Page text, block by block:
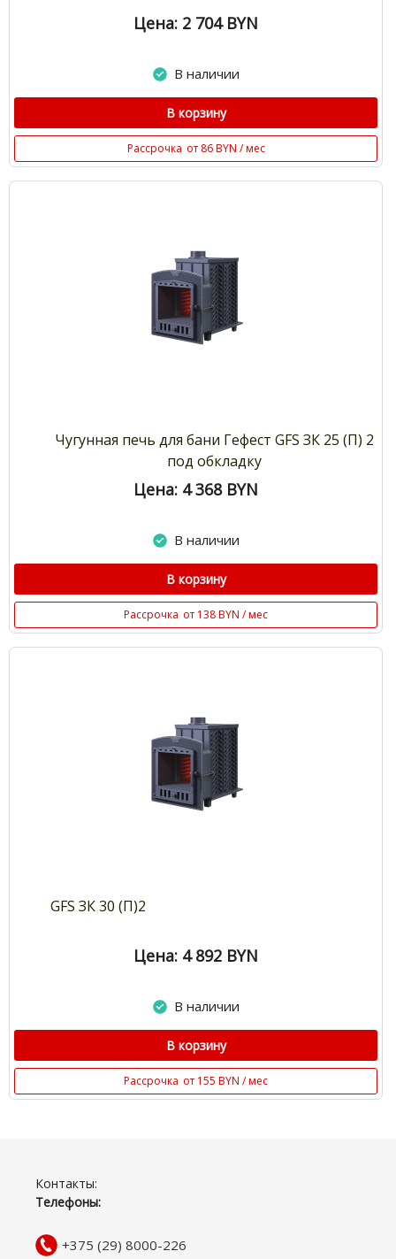
Цена: 2 704 BYN
В наличии
В корзину
Рассрочка от 86 BYN / мес
Чугунная печь для бани Гефест GFS ЗК 25 (П) 2
под обкладку
Цена: 4 368 BYN
В наличии
В корзину
Рассрочка от 138 BYN / мес
GFS ЗК 30 (П)2
Цена: 4 892 BYN
В наличии
В корзину
Рассрочка от 155 BYN / мес
Контакты:
Телефоны:
+375 (29) 8000-226